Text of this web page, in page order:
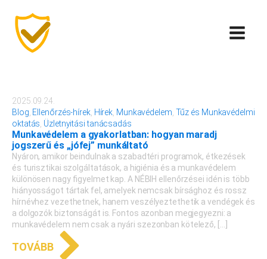
2025.09.24.
Blog Ellenőrzés-hírek, Hírek Munkavédelem Tűz és Munkavédelmi
oktatás Üzletnyitási tanácsadás
Munkavédelem a gyakorlatban: hogyan maradj
jogszerű és „jófej” munkáltató
Nyáron, amikor beindulnak a szabadtéri programok, étkezések
és turisztikai szolgáltatások, a higiénia és a munkavédelem
különösen nagy figyelmet kap. A NÉBIH ellenőrzései idén is több
hiányosságot tártak fel, amelyek nemcsak bírsághoz és rossz
hírnévhez vezethetnek, hanem veszélyeztethetik a vendégek és
a dolgozók biztonságát is. Fontos azonban megjegyezni: a
munkavédelem nem csak a nyári szezonban kötelező, […]
TOVÁBB